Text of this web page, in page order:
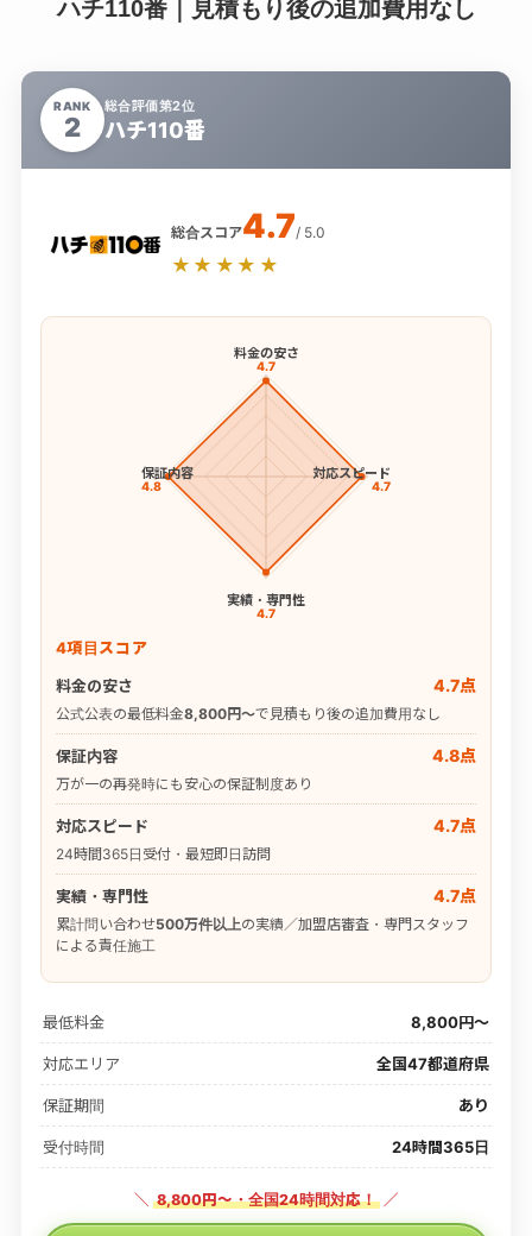
ハチ110番｜見積もり後の追加費用なし
RANK
2
総合評価第2位
ハチ110番
総合スコア4.7/ 5.0
★★★★★
料金の安さ
4.7
対応スピード
4.7
実績・専門性
4.7
保証内容
4.8
4項目スコア
料金の安さ
4.7点
公式公表の最低料金8,800円〜で見積もり後の追加費用なし
保証内容 4.8点
万が一の再発時にも安心の保証制度あり
対応スピード 4.7点
24時間365日受付・最短即日訪問
実績・専門性 4.7点
累計問い合わせ500万件以上の実績／加盟店審査・専門スタッフ
による責任施工
最低料金 8,800円〜
対応エリア 全国47都道府県
保証期間 あり
受付時間 24時間365日
＼ 8,800円〜・全国24時間対応！ ／